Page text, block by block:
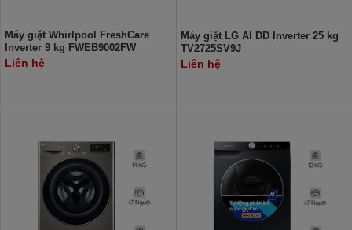
Máy giặt Whirlpool FreshCare
Inverter 9 kg FWEB9002FW
Liên hệ
Máy giặt LG AI DD Inverter 25 kg
TV2725SV9J
Liên hệ